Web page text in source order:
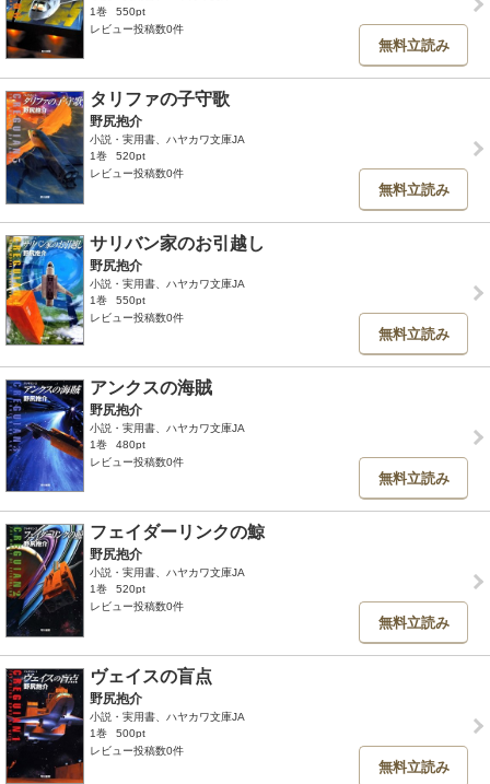
1巻
550pt
レビュー投稿数0件
無料立読み
タリファの子守歌
野尻抱介
小説・実用書、ハヤカワ文庫JA
1巻
520pt
レビュー投稿数0件
無料立読み
サリバン家のお引越し
野尻抱介
小説・実用書、ハヤカワ文庫JA
1巻
550pt
レビュー投稿数0件
無料立読み
アンクスの海賊
野尻抱介
小説・実用書、ハヤカワ文庫JA
1巻
480pt
レビュー投稿数0件
無料立読み
フェイダーリンクの鯨
野尻抱介
小説・実用書、ハヤカワ文庫JA
1巻
520pt
レビュー投稿数0件
無料立読み
ヴェイスの盲点
野尻抱介
小説・実用書、ハヤカワ文庫JA
1巻
500pt
レビュー投稿数0件
無料立読み